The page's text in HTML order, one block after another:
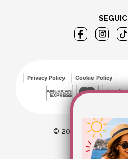
Privacy Policy Cookie Policy
© 2026 Wellvit All
Credits:Aries